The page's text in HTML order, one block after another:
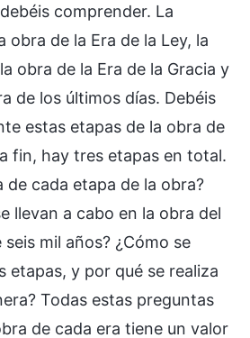
comprender. La
obra de la Era de la Ley, la
obra de la Era de la Gracia y
de los últimos días. Debéis
estas etapas de la obra de
fin, hay tres etapas en total.
de cada etapa de la obra?
llevan a cabo en la obra del
mil años? ¿Cómo se
etapas, y por qué se realiza
Todas estas preguntas
de cada era tiene un valor